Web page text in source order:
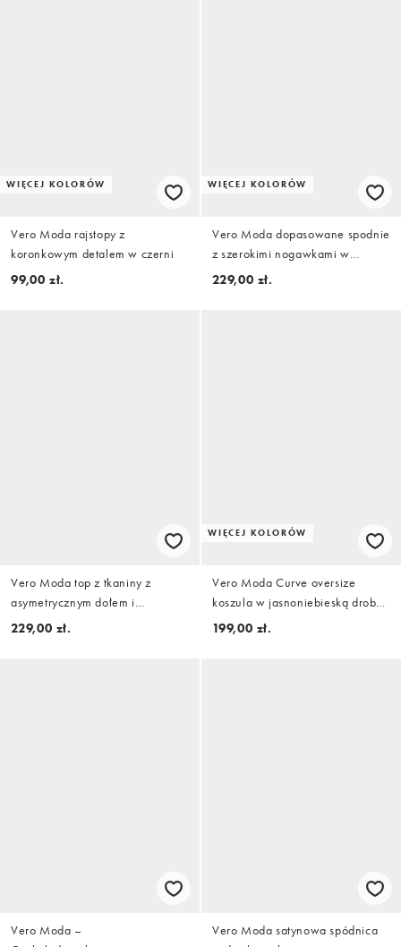
WIĘCEJ KOLORÓW
Vero Moda rajstopy z
koronkowym detalem w czerni
99,00 zł.
WIĘCEJ KOLORÓW
Vero Moda dopasowane spodnie
z szerokimi nogawkami w
kolorze czekoladowym
229,00 zł.
Vero Moda top z tkaniny z
asymetrycznym dołem i
zapięciem w stylu
229,00 zł.
WIĘCEJ KOLORÓW
Vero Moda Curve oversize
koszula w jasnoniebieską drobną
kratkę
199,00 zł.
Vero Moda –
Vero Moda satynowa spódnica